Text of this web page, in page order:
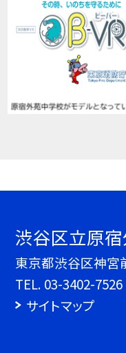
渋谷区立原
東京都渋谷区神宮
TEL. 03-3402-7526
サイトマップ